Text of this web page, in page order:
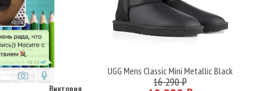
Виктория,
Подробнее
UGG Mens Classic Mini Metallic Black
16 290 ₽